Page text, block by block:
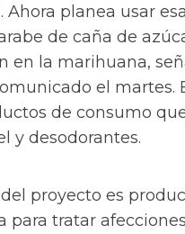
Ahora planea usar
de caña de
en la marihuana,
el martes.
de consumo
y desodorantes.
proyecto es
para tratar